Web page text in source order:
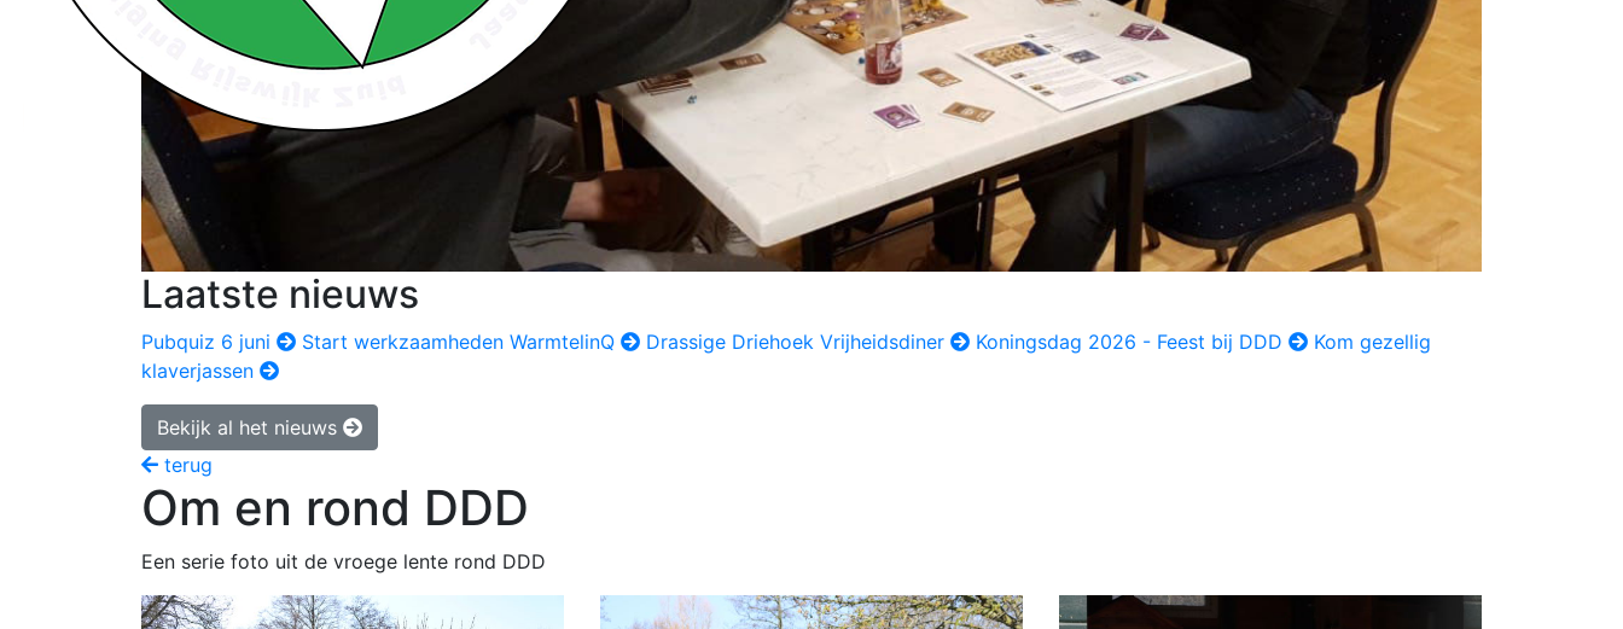
Laatste nieuws
Pubquiz 6 juni Start werkzaamheden WarmtelinQ Drassige Driehoek Vrijheidsdiner Koningsdag 2026 - Feest bij DDD
Kom gezellig
klaverjassen
Bekijk al het nieuws
terug
Om en rond DDD
Een serie foto uit de vroege lente rond DDD